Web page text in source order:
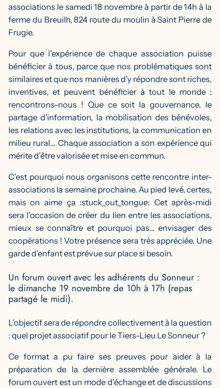
associations le samedi 18 novembre à partir de 14h à la
ferme du Breuilh, 824 route du moulin à Saint Pierre de
Frugie.
Pour que l’expérience de chaque association puisse
bénéficier à tous, parce que nos problématiques sont
similaires et que nos manières d’y répondre sont riches,
inventives, et peuvent bénéficier à tout le monde :
rencontrons-nous ! Que ce soit la gouvernance, le
partage d’information, la mobilisation des bénévoles,
les relations avec les institutions, la communication en
milieu rural… Chaque association a son expérience qui
mérite d’être valorisée et mise en commun.
C’est pourquoi nous organisons cette rencontre inter-
associations la semaine prochaine. Au pied levé, certes,
mais on aime ça :stuck_out_tongue: Cet après-midi
sera l’occasion de créer du lien entre les associations,
mieux se connaître et pourquoi pas… envisager des
coopérations ! Votre présence sera très appréciée. Une
garde d’enfant est prévue sur place si besoin.
Un forum ouvert avec les adhérents du Sonneur :
le dimanche 19 novembre de 10h à 17h (repas
partagé le midi).
L’objectif sera de répondre collectivement à la question
: quel projet associatif pour le Tiers-Lieu Le Sonneur ?
Ce format a pu faire ses preuves pour aider à la
préparation de la dernière assemblée générale. Le
forum ouvert est un mode d’échange et de discussions